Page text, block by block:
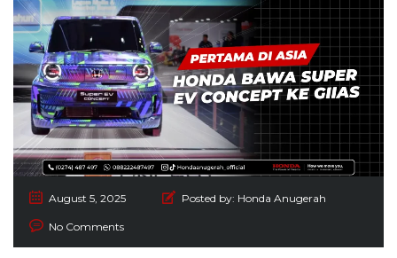
August 5, 2025 Posted by: Honda Anugerah
No Comments